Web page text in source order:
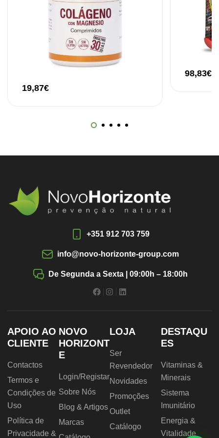
19,87€
98,83€
+351 912 703 759
info@novo-horizonte-group.com
De Segunda a Sexta | 09:00h – 18:00h
APOIO AO
CLIENTE
Contactos
Termos e
Condições de
Uso
Política de
Privacidade &
NOVO
HORIZONT
E
Login/Registar
Sobre Nós
Blog & Artigos
Marcas
LOJA
Ser
Revendedor
Novidades
Promoções
Outlet
Catálogo
DESTAQU
ES
Vitaminas &
Minerais
Sistema
Imunitário
Energia &
Vitalidade